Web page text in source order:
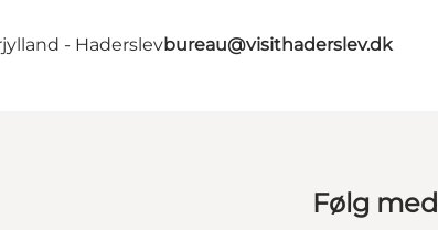
- Haderslevbureau@visithaderslev.dk
Følg med